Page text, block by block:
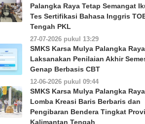
Palangka Raya Tetap Semangat
Tes Sertifikasi Bahasa Inggris
Tengah PKL
27-07-2026 pukul 13:29
SMKS Karsa Mulya Palangka Raya
Laksanakan Penilaian Akhir
Genap Berbasis CBT
12-06-2026 pukul 09:44
SMKS Karsa Mulya Palangka
Lomba Kreasi Baris Berbaris dan
Pengibaran Bendera Tingkat
Kalimantan Tengah